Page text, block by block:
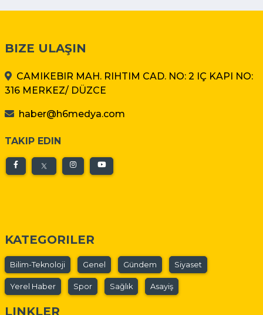
BIZE ULAŞIN
CAMIKEBIR MAH. RIHTIM CAD. NO: 2 IÇ KAPI NO:
316 MERKEZ/ DÜZCE
haber@h6medya.com
TAKIP EDIN
KATEGORILER
Bilim-Teknoloji Genel Gündem Siyaset
Yerel Haber Spor Sağlık Asayiş
LINKLER